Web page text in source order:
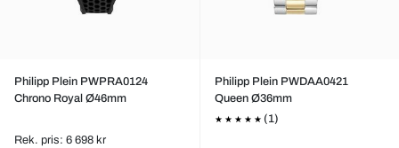
Philipp Plein PWPRA0124
Chrono Royal Ø46mm
Rek. pris: 6 698 kr
Philipp Plein PWDAA0421
Queen Ø36mm
(1)